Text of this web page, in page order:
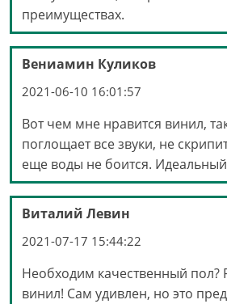
преимуществах.
Вениамин Куликов
2021-06-10 16:01:57
Вот чем мне нравится винил,
поглощает все звуки, не
еще воды не боится.
Виталий Левин
2021-07-17 15:44:22
Необходим качественный пол?
винил! Сам удивлен, но это